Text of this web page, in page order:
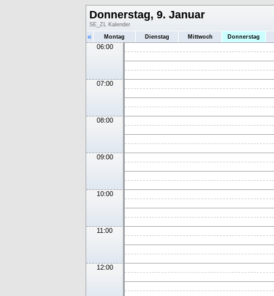
Donnerstag, 9. Januar
SE_ZL Kalender
« Montag Dienstag Mittwoch Donnerstag
06:00
07:00
08:00
09:00
10:00
11:00
12:00